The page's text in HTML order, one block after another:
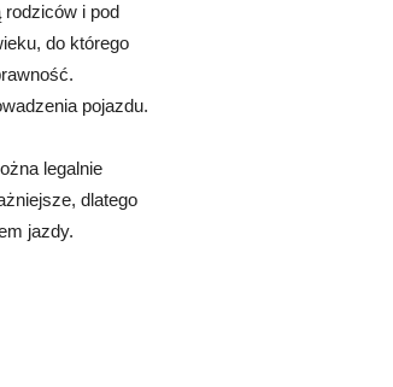
rodziców i pod
do którego
pojazdu.
legalnie
dlatego
jazdy.